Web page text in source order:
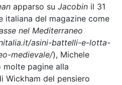
apparso su Jacobin il 31
italiana del magazine come
nel Mediterraneo
asini-battelli-e-lotta-
medievale/), Michele
molte pagine alla
Wickham del pensiero